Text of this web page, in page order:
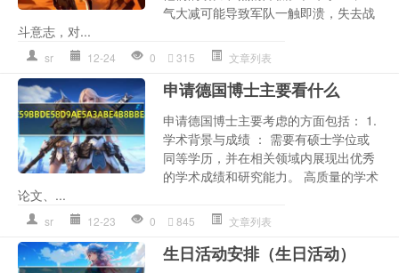
气大减可能导致军队一触即溃，失去战
斗意志，对...
sr 12-24 0 315 文章列表
申请德国博士主要看什么
申请德国博士主要考虑的方面包括： 1.
学术背景与成绩 ： 需要有硕士学位或
同等学历，并在相关领域内展现出优秀
的学术成绩和研究能力。 高质量的学术
论文、...
sr 12-23 0 845 文章列表
生日活动安排（生日活动）